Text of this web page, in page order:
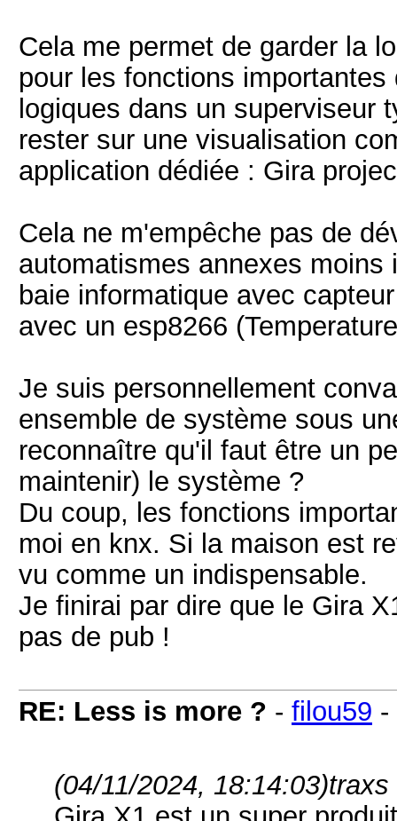
Cela me permet de garder la
pour les fonctions
logiques dans un superviseur
rester sur une visualisation
application dédiée : Gira
Cela ne m'empêche pas de
automatismes annexes
baie informatique avec
avec un esp8266
Je suis personnellement
ensemble de système sous
reconnaître qu'il faut être un
maintenir) le système ?
Du coup, les fonctions
moi en knx. Si la maison est
vu comme un indispensable.
Je finirai par dire que le Gira
pas de pub !
RE: Less is more ? - filou59 -
(04/11/2024, 18:14:03)